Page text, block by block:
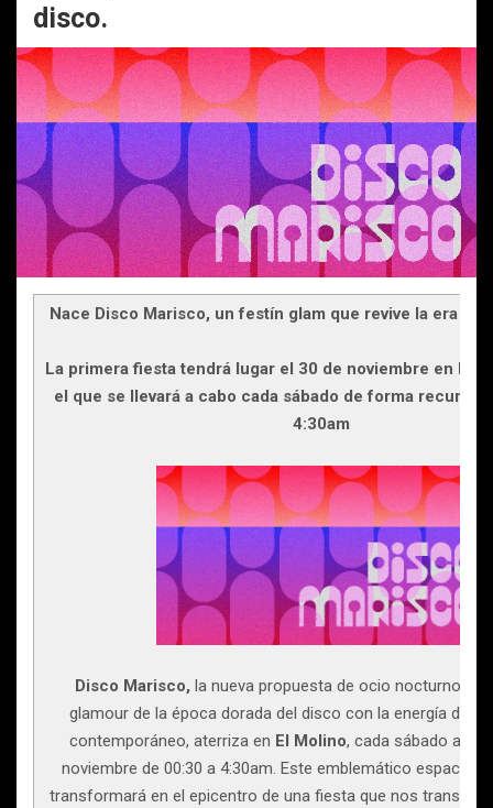
disco.
Nace Disco Marisco, un festín glam que revive la era
La primera fiesta tendrá lugar el 30 de noviembre en El
el que se llevará a cabo cada sábado de forma
4:30am
Disco Marisco, la nueva propuesta de ocio nocturno
glamour de la época dorada del disco con la energía del
contemporáneo, aterriza en El Molino, cada sábado a
noviembre de 00:30 a 4:30am. Este emblemático espacio
transformará en el epicentro de una fiesta que nos